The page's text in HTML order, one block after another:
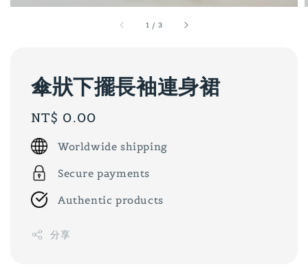
1 / 3
傘狀下擺長袖連身裙
Regular
price
NT$ 0.00
Worldwide shipping
Secure payments
Authentic products
分享